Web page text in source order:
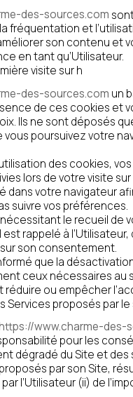
des-sources.com
fréquentation et
son contenu et
en tant qu’Utilisateur.
visite sur h
des-sources.com un
de ces cookies et
Ils ne sont déposés
poursuivez votre
des cookies,
lors de votre visite
dans votre navigateur
suivre vos préférences.
le recueil de
rappelé à l’Utilisateur,
son consentement.
que la
ceux nécessaires au
ou empêcher
Services proposés par le
www.charme-des-
pour les
dégradé du Site et des
par son Site,
l’Utilisateur (ii) de